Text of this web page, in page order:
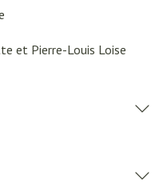
et Pierre-Louis Loise